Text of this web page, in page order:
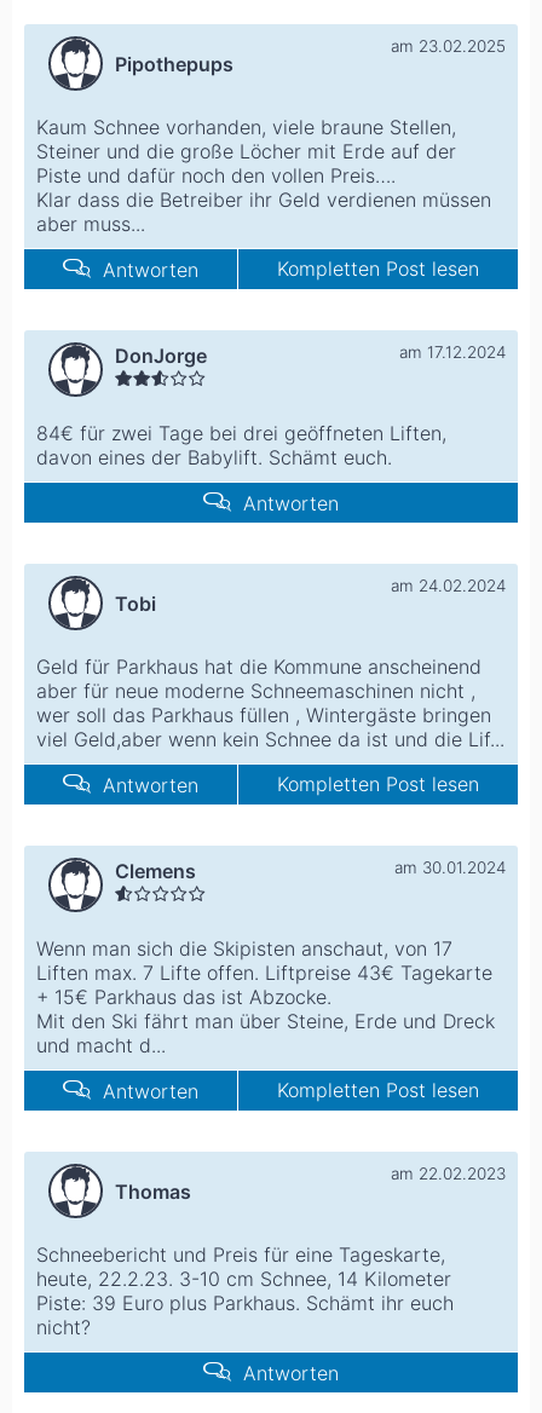
Pipothepups
am 23.02.2025
Kaum Schnee vorhanden, viele braune Stellen,
Steiner und die große Löcher mit Erde auf der
Piste und dafür noch den vollen Preis….
Klar dass die Betreiber ihr Geld verdienen müssen
aber muss...
Antworten
Kompletten Post lesen
DonJorge am 17.12.2024
84€ für zwei Tage bei drei geöffneten Liften,
davon eines der Babylift. Schämt euch.
Antworten
Tobi
am 24.02.2024
Geld für Parkhaus hat die Kommune anscheinend
aber für neue moderne Schneemaschinen nicht ,
wer soll das Parkhaus füllen , Wintergäste bringen
viel Geld,aber wenn kein Schnee da ist und die Lif...
Antworten
Kompletten Post lesen
Clemens am 30.01.2024
Wenn man sich die Skipisten anschaut, von 17
Liften max. 7 Lifte offen. Liftpreise 43€ Tagekarte
+ 15€ Parkhaus das ist Abzocke.
Mit den Ski fährt man über Steine, Erde und Dreck
und macht d...
Antworten
Kompletten Post lesen
Thomas
am 22.02.2023
Schneebericht und Preis für eine Tageskarte,
heute, 22.2.23. 3-10 cm Schnee, 14 Kilometer
Piste: 39 Euro plus Parkhaus. Schämt ihr euch
nicht?
Antworten